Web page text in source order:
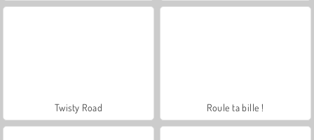
Twisty Road Roule ta bille !